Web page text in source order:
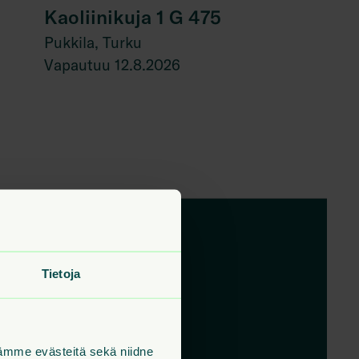
Tietoja
evästeitä sekä niidne
Kaoliinikuja 1 G 475
Pukkila, Turku
Vapautuu 12.8.2026